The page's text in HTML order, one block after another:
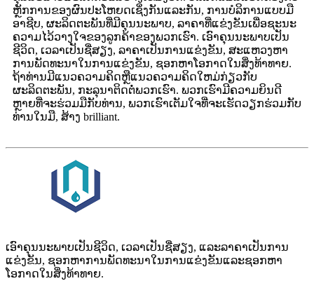
ຫຼັກການຂອງຜົນປະໂຫຍດເຊິ່ງກັນແລະກັນ, ການບໍລິການແບບມື
ອາຊີບ, ຜະລິດຕະພັນທີ່ມີຄຸນນະພາບ, ລາຄາທີ່ແຂ່ງຂັນເພື່ອຊະນະ
ຄວາມໄວ້ວາງໃຈຂອງລູກຄ້າຂອງພວກເຮົາ. ເອົາຄຸນນະພາບເປັນ
ຊີວິດ, ເວລາເປັນຊື່ສຽງ, ລາຄາເປັນການແຂ່ງຂັນ, ສະແຫວງຫາ
ການພັດທະນາໃນການແຂ່ງຂັນ, ຊອກຫາໂອກາດໃນສິ່ງທ້າທາຍ.
ຖ້າທ່ານມີແນວຄວາມຄິດຫຼືແນວຄວາມຄິດໃຫມ່ກ່ຽວກັບ
ຜະລິດຕະພັນ, ກະລຸນາຕິດຕໍ່ພວກເຮົາ. ພວກເຮົາມີຄວາມຍິນດີ
ຫຼາຍທີ່ຈະຮ່ວມມືກັບທ່ານ, ພວກເຮົາເຕັມໃຈທີ່ຈະເຮັດວຽກຮ່ວມກັບ
ທ່ານໃນມື, ສ້າງ brilliant.
ເອົາຄຸນນະພາບເປັນຊີວິດ, ເວລາເປັນຊື່ສຽງ, ແລະລາຄາເປັນການ
ແຂ່ງຂັນ, ຊອກຫາການພັດທະນາໃນການແຂ່ງຂັນແລະຊອກຫາ
ໂອກາດໃນສິ່ງທ້າທາຍ.